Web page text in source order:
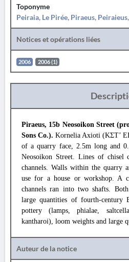
Toponyme
Peiraia, Le Pirée, Piraeus,
Notices et opérations liées
2006 2006 (1)
Piraeus, 15b Neosoikon Street
Sons Co.). Kornelia Axioti (ΚΣΤ’
of a quarry face, 2.5m long and
Neosoikon Street. Lines of chisel
channels. Walls within the quarry
use for a house or workshop. A
channels ran into two shafts.
large quantities of fourth-century
pottery (lamps, phialae,
kantharoi), loom weights and large
Auteur de la notice